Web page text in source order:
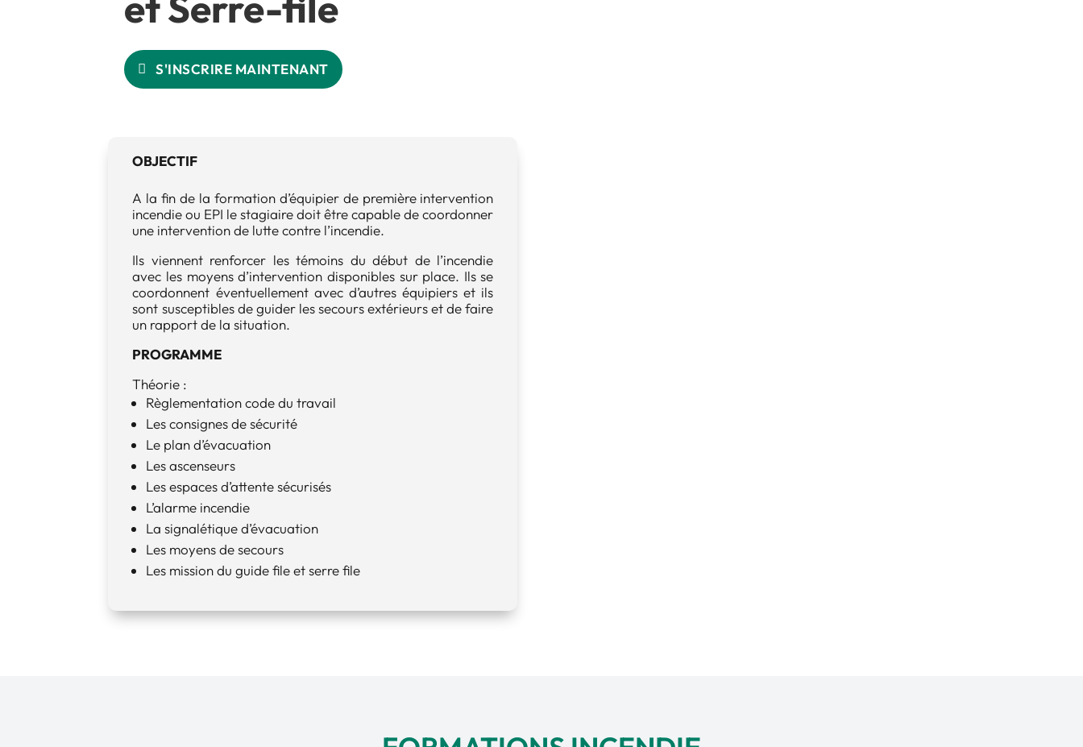
S'INSCRIRE MAINTENANT
OBJECTIF
A la fin de la formation d’équipier de première intervention
incendie ou EPI le stagiaire doit être capable de coordonner
une intervention de lutte contre l’incendie.
Ils viennent renforcer les témoins du début de l’incendie
avec les moyens d’intervention disponibles sur place. Ils se
coordonnent éventuellement avec d’autres équipiers et ils
sont susceptibles de guider les secours extérieurs et de faire
un rapport de la situation.
PROGRAMME
Théorie :
Règlementation code du travail
Les consignes de sécurité
Le plan d’évacuation
Les ascenseurs
Les espaces d’attente sécurisés
L’alarme incendie
La signalétique d’évacuation
Les moyens de secours
Les mission du guide file et serre file